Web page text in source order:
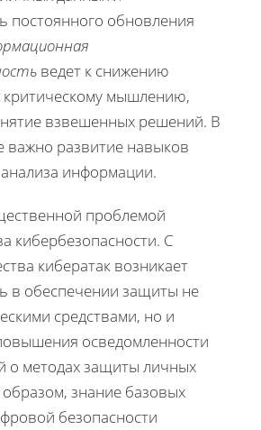
постоянного обновления
ведет к снижению
критическому мышлению,
взвешенных решений. В
важно развитие навыков
информации.
проблемой
кибербезопасности. С
кибератак возникает
в обеспечении защиты не
средствами, но и
осведомленности
о методах защиты личных
знание базовых
безопасности